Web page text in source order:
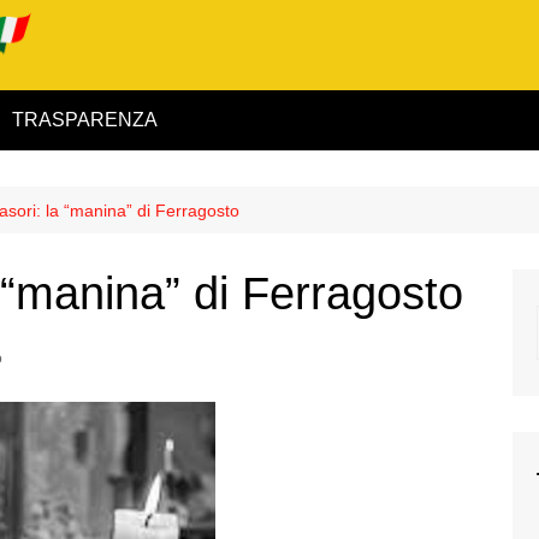
TRASPARENZA
la “manina” di Ferragosto
di Ferragosto